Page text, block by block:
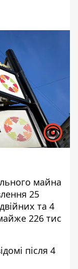
майна
25
та 4
226 тис
після 4